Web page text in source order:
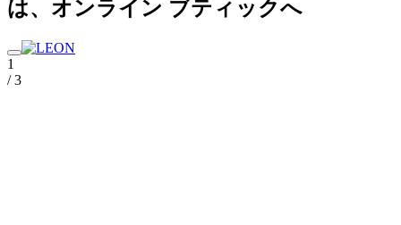
は、オンライン ブティックへ
1
/ 3